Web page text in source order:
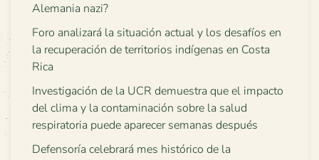
Alemania nazi?
Foro analizará la situación actual y los desafíos en
la recuperación de territorios indígenas en Costa
Rica
Investigación de la UCR demuestra que el impacto
del clima y la contaminación sobre la salud
respiratoria puede aparecer semanas después
Defensoría celebrará mes histórico de la